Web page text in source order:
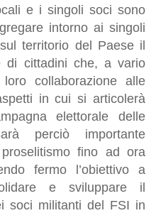
e i singoli soci sono
intorno ai singoli
territorio del Paese il
di cittadini che, a vario
collaborazione alle
in cui si articolerà
elettorale delle
perciò importante
fino ad ora
fermo l’obiettivo a
e sviluppare il
soci militanti del FSI in